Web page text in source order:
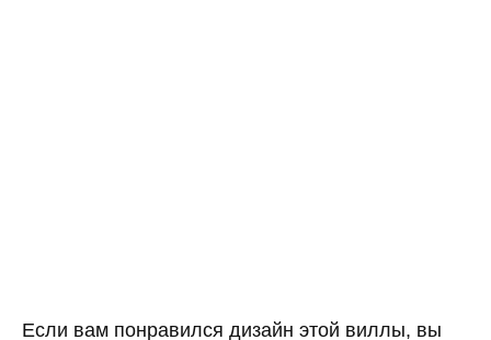
Если вам понравился дизайн этой виллы, вы